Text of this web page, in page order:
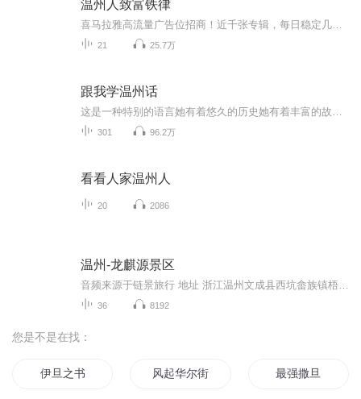
温州人致富铁律
21 25.7万
跟我学温州话
301 96.2万
看看人家温州人
20 2086
温州-龙麒源景区
36 8192
您是不是在找：
伊旦之书 风起华尔街 最强撒旦